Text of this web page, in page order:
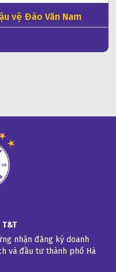
vệ Đào Văn Nam
T&T
nhận đăng ký doanh
và đầu tư thành phố Hà